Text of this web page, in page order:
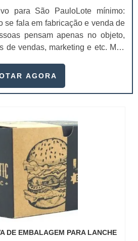
para São PauloLote mínimo:
se fala em fabricação e venda de
pensam apenas no objeto,
de vendas, marketing e etc. Mas
esses esforços podem não valer
muito abrangente, pois este item,
AGORA
DE EMBALAGEM PARA LANCHE